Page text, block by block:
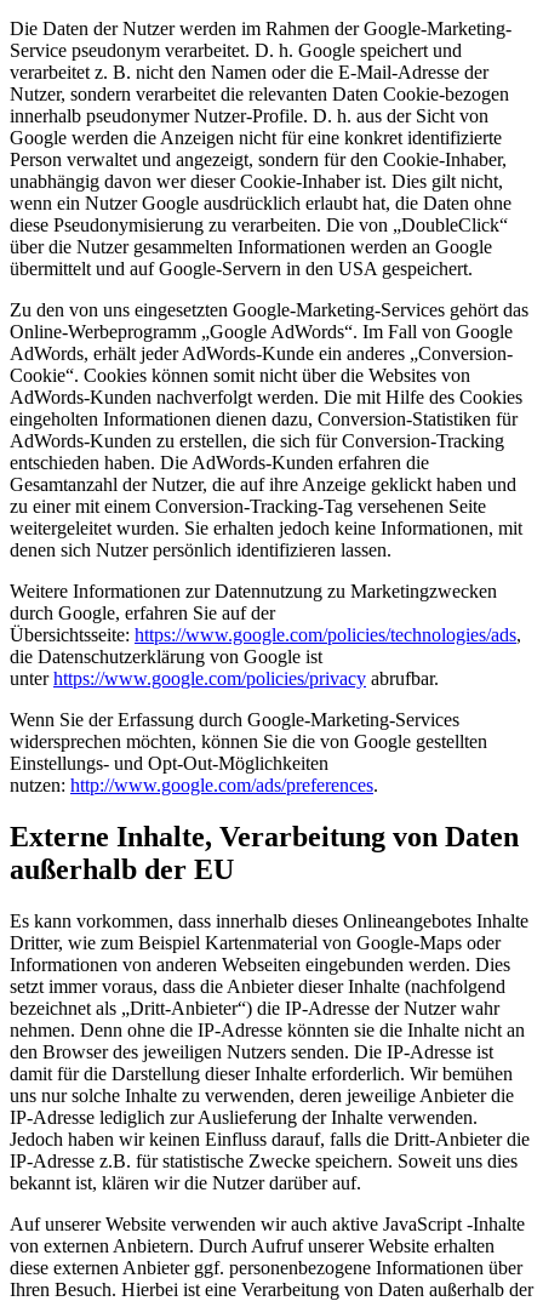
Die Daten der Nutzer werden im Rahmen der Google-Marketing-
Service pseudonym verarbeitet. D. h. Google speichert und
verarbeitet z. B. nicht den Namen oder die E-Mail-Adresse der
Nutzer, sondern verarbeitet die relevanten Daten Cookie-bezogen
innerhalb pseudonymer Nutzer-Profile. D. h. aus der Sicht von
Google werden die Anzeigen nicht für eine konkret identifizierte
Person verwaltet und angezeigt, sondern für den Cookie-Inhaber,
unabhängig davon wer dieser Cookie-Inhaber ist. Dies gilt nicht,
wenn ein Nutzer Google ausdrücklich erlaubt hat, die Daten ohne
diese Pseudonymisierung zu verarbeiten. Die von „DoubleClick“
über die Nutzer gesammelten Informationen werden an Google
übermittelt und auf Google-Servern in den USA gespeichert.
Zu den von uns eingesetzten Google-Marketing-Services gehört das
Online-Werbeprogramm „Google AdWords“. Im Fall von Google
AdWords, erhält jeder AdWords-Kunde ein anderes „Conversion-
Cookie“. Cookies können somit nicht über die Websites von
AdWords-Kunden nachverfolgt werden. Die mit Hilfe des Cookies
eingeholten Informationen dienen dazu, Conversion-Statistiken für
AdWords-Kunden zu erstellen, die sich für Conversion-Tracking
entschieden haben. Die AdWords-Kunden erfahren die
Gesamtanzahl der Nutzer, die auf ihre Anzeige geklickt haben und
zu einer mit einem Conversion-Tracking-Tag versehenen Seite
weitergeleitet wurden. Sie erhalten jedoch keine Informationen, mit
denen sich Nutzer persönlich identifizieren lassen.
Weitere Informationen zur Datennutzung zu Marketingzwecken
durch Google, erfahren Sie auf der
Übersichtsseite: https://www.google.com/policies/technologies/ads,
die Datenschutzerklärung von Google ist
unterhttps://www.google.com/policies/privacy abrufbar.
Wenn Sie der Erfassung durch Google-Marketing-Services
widersprechen möchten, können Sie die von Google gestellten
Einstellungs- und Opt-Out-Möglichkeiten
nutzen: http://www.google.com/ads/preferences.
Externe Inhalte, Verarbeitung von Daten
außerhalb der EU
Es kann vorkommen, dass innerhalb dieses Onlineangebotes Inhalte
Dritter, wie zum Beispiel Kartenmaterial von Google-Maps oder
Informationen von anderen Webseiten eingebunden werden. Dies
setzt immer voraus, dass die Anbieter dieser Inhalte (nachfolgend
bezeichnet als „Dritt-Anbieter“) die IP-Adresse der Nutzer wahr
nehmen. Denn ohne die IP-Adresse könnten sie die Inhalte nicht an
den Browser des jeweiligen Nutzers senden. Die IP-Adresse ist
damit für die Darstellung dieser Inhalte erforderlich. Wir bemühen
uns nur solche Inhalte zu verwenden, deren jeweilige Anbieter die
IP-Adresse lediglich zur Auslieferung der Inhalte verwenden.
Jedoch haben wir keinen Einfluss darauf, falls die Dritt-Anbieter die
IP-Adresse z.B. für statistische Zwecke speichern. Soweit uns dies
bekannt ist, klären wir die Nutzer darüber auf.
Auf unserer Website verwenden wir auch aktive JavaScript -Inhalte
von externen Anbietern. Durch Aufruf unserer Website erhalten
diese externen Anbieter ggf. personenbezogene Informationen über
Ihren Besuch. Hierbei ist eine Verarbeitung von Daten außerhalb der